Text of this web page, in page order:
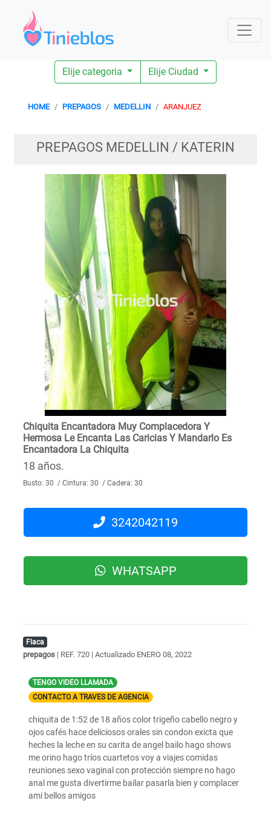
Elije categoria Elije Ciudad
HOME PREPAGOS MEDELLIN ARANJUEZ
PREPAGOS MEDELLIN / KATERIN
Chiquita Encantadora Muy Complacedora Y
Hermosa Le Encanta Las Caricias Y Mandarlo Es
Encantadora La Chiquita
18 años.
Busto: 30 / Cintura: 30 / Cadera: 30
3242042119
WHATSAPP
Flaca
prepagos | REF. 720 | Actualizado ENERO 08, 2022
TENGO VIDEO LLAMADA
CONTACTO A TRAVES DE AGENCIA
chiquita de 1:52 de 18 años color trigeño cabello negro y
ojos cafés hace deliciosos orales sin condon exicta que
heches la leche en su carita de angel bailo hago shows
me orino hago tríos cuartetos voy a viajes comidas
reuniones sexo vaginal con protección siempre no hago
anal me gusta divertirme bailar pasarla bien y complacer
ami bellos amigos